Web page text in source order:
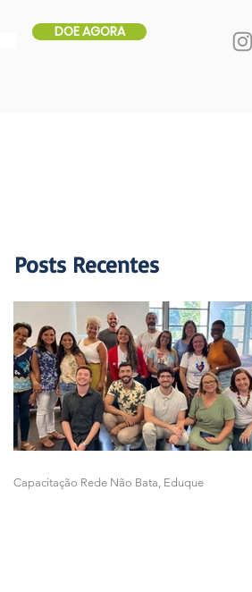
DOE AGORA
Posts Recentes
Capacitação Rede Não Bata, Eduque